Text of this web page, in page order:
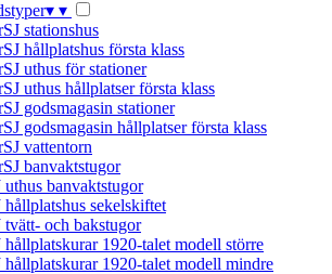
▾ ▾
stationshus
hållplatshus första klass
uthus för stationer
uthus hållplatser första klass
godsmagasin stationer
godsmagasin hållplatser första klass
vattentorn
banvaktstugor
uthus banvaktstugor
hållplatshus sekelskiftet
tvätt- och bakstugor
hållplatskurar 1920-talet modell större
hållplatskurar 1920-talet modell mindre